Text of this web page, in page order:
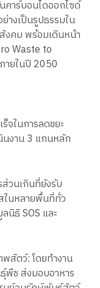
คาร์บอนไดออกไซด์
างเป็นรูปธรรมใน
งคม พร้อมเดินหน้า
Waste to
ายในปี 2050
จในการลดขยะ
นงาน 3 แกนหลัก
วนเกินที่ยังรับ
ในหลายพื้นที่ทั่ว
นิธิ SOS และ
สัตว์: โดยทำงาน
พืช ส่งมอบอาหาร